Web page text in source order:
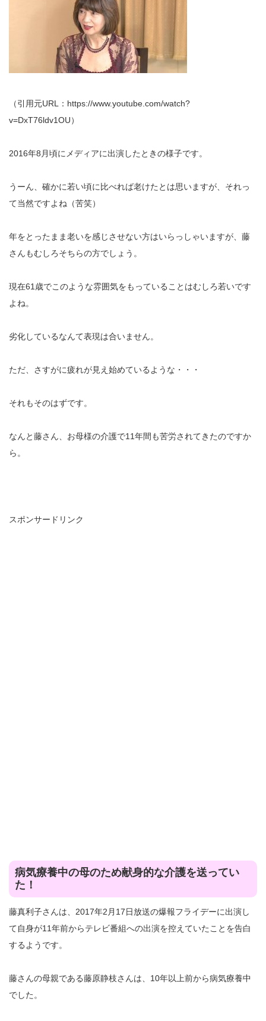
（引用元URL：https://www.youtube.com/watch?
v=DxT76ldv1OU）
2016年8月頃にメディアに出演したときの様子です。
うーん、確かに若い頃に比べれば老けたとは思いますが、それっ
て当然ですよね（苦笑）
年をとったまま老いを感じさせない方はいらっしゃいますが、藤
さんもむしろそちらの方でしょう。
現在61歳でこのような雰囲気をもっていることはむしろ若いです
よね。
劣化しているなんて表現は合いません。
ただ、さすがに疲れが見え始めているような・・・
それもそのはずです。
なんと藤さん、お母様の介護で11年間も苦労されてきたのですか
ら。
スポンサードリンク
病気療養中の母のため献身的な介護を送ってい
た！
藤真利子さんは、2017年2月17日放送の爆報フライデーに出演し
て自身が11年前からテレビ番組への出演を控えていたことを告白
するようです。
藤さんの母親である藤原静枝さんは、10年以上前から病気療養中
でした。